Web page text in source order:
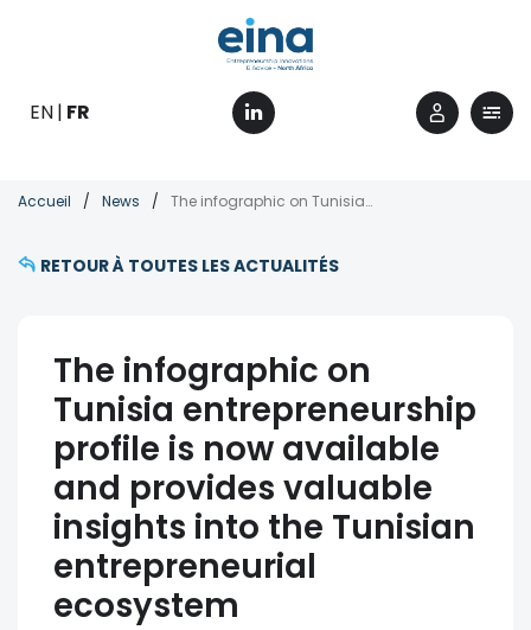
principal
EN FR
Fil
d'Ariane
Accueil News The infographic on Tunisia entrepreneurship profile is now available and provides valuable insights into the Tunisian entrepreneurial ecosystem
RETOUR À TOUTES LES ACTUALITÉS
The infographic on
Tunisia entrepreneurship
profile is now available
and provides valuable
insights into the Tunisian
entrepreneurial
ecosystem